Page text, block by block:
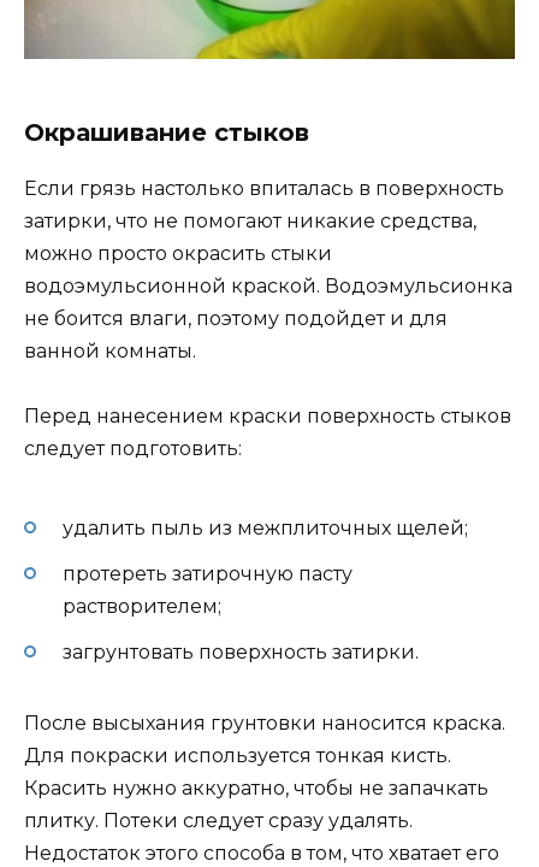
Окрашивание стыков
Если грязь настолько впиталась в поверхность
затирки, что не помогают никакие средства,
можно просто окрасить стыки
водоэмульсионной краской. Водоэмульсионка
не боится влаги, поэтому подойдет и для
ванной комнаты.
Перед нанесением краски поверхность стыков
следует подготовить:
удалить пыль из межплиточных щелей;
протереть затирочную пасту
растворителем;
загрунтовать поверхность затирки.
После высыхания грунтовки наносится краска.
Для покраски используется тонкая кисть.
Красить нужно аккуратно, чтобы не запачкать
плитку. Потеки следует сразу удалять.
Недостаток этого способа в том, что хватает его